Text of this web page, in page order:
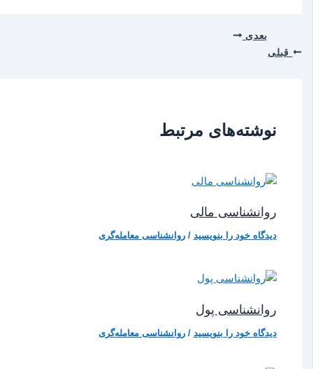
قبلی
بعدی
نوشته‌های مرتبط
روانشناسی مالی
دیدگاه‌ خود را بنویسید /روانشناسی معامله‌گری
روانشناسی پول
دیدگاه‌ خود را بنویسید /روانشناسی معامله‌گری